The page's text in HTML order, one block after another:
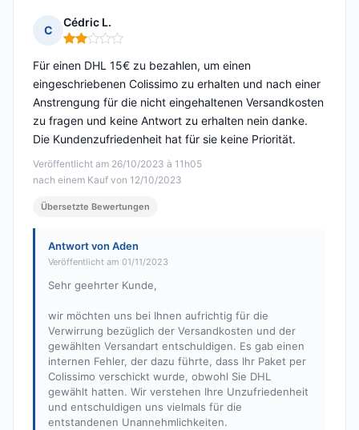
C
Cédric L.
Hinweis: 2 von 5
Veröffentlicht am 26/10/2023 à 11h05
nach einem Kauf von 12/10/2023
Für einen DHL 15€ zu bezahlen, um einen
eingeschriebenen Colissimo zu erhalten und nach einer
Anstrengung für die nicht eingehaltenen Versandkosten
zu fragen und keine Antwort zu erhalten nein danke.
Die Kundenzufriedenheit hat für sie keine Priorität.
Übersetzte Bewertungen
Antwort von Aden
Veröffentlicht am 01/11/2023
Sehr geehrter Kunde,
wir möchten uns bei Ihnen aufrichtig für die
Verwirrung bezüglich der Versandkosten und der
gewählten Versandart entschuldigen. Es gab einen
internen Fehler, der dazu führte, dass Ihr Paket per
Colissimo verschickt wurde, obwohl Sie DHL
gewählt hatten. Wir verstehen Ihre Unzufriedenheit
und entschuldigen uns vielmals für die
entstandenen Unannehmlichkeiten.